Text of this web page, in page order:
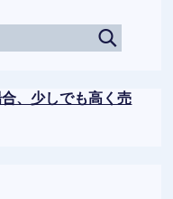
、少しでも高く売